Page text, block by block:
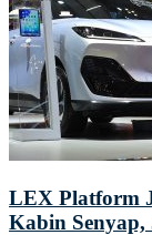
LEX Platform
Kabin Senyap,